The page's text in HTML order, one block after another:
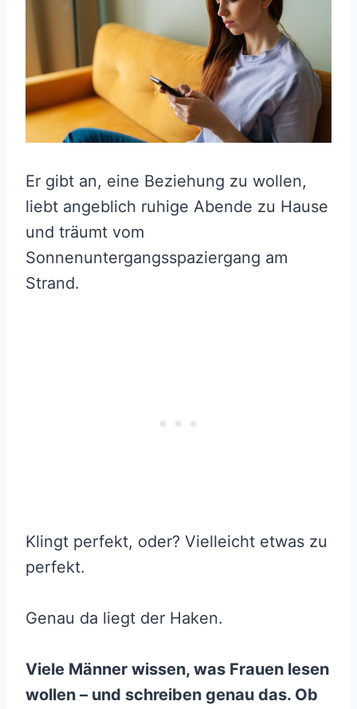
Er gibt an, eine Beziehung zu wollen,
liebt angeblich ruhige Abende zu Hause
und träumt vom
Sonnenuntergangsspaziergang am
Strand.
Klingt perfekt, oder? Vielleicht etwas zu
perfekt.
Genau da liegt der Haken.
Viele Männer wissen, was Frauen lesen
wollen – und schreiben genau das. Ob